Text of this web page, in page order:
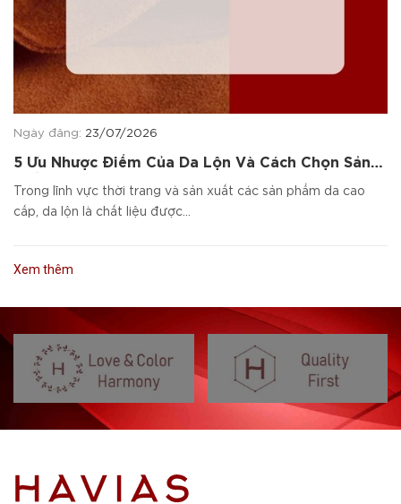
Ngày đăng: 23/07/2026
5 Ưu Nhược Điểm Của Da Lộn Và Cách Chọn Sản
Trong lĩnh vực thời trang và sản xuất các sản phẩm da cao
cấp, da lộn là chất liệu được...
Xem thêm